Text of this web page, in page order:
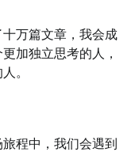
万篇文章，我会成
加独立思考的人，
。
程中，我们会遇到